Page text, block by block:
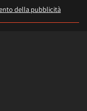
della pubblicità